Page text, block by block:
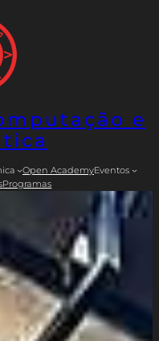
e
Open AcademyEventos
Programas